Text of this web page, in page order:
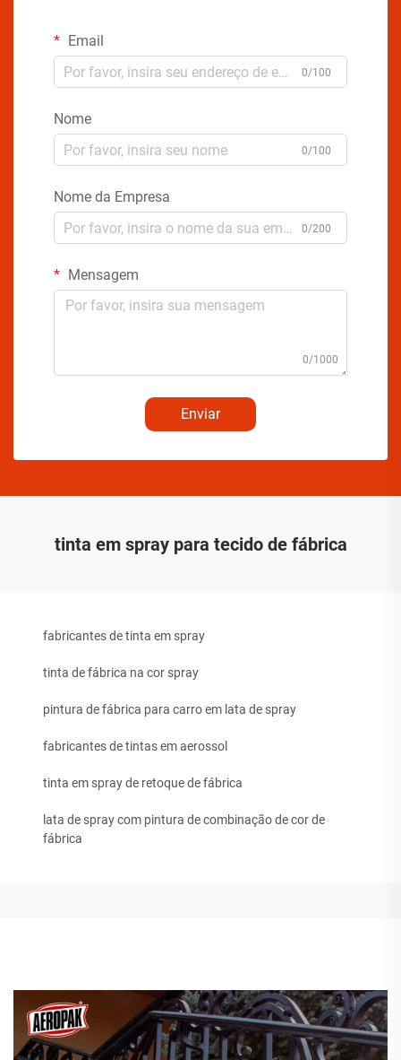
Email
0/100
Nome
0/100
Nome da Empresa
0/200
Mensagem
0/1000
Enviar
tinta em spray para tecido de fábrica
fabricantes de tinta em spray
tinta de fábrica na cor spray
pintura de fábrica para carro em lata de spray
fabricantes de tintas em aerossol
tinta em spray de retoque de fábrica
lata de spray com pintura de combinação de cor de
fábrica